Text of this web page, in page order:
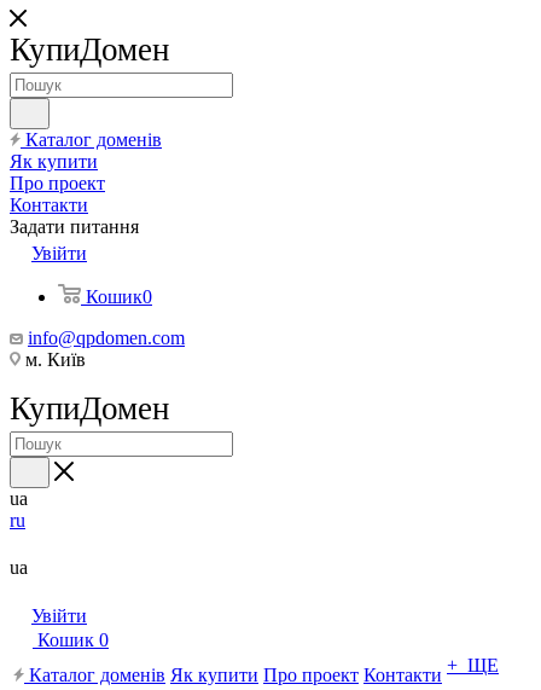
КупиДомен
Каталог доменів
Як купити
Про проект
Контакти
Задати питання
Увійти
Кошик0
info@qpdomen.com
м. Київ
КупиДомен
ua
ru
ua
Увійти
Кошик 0
Каталог доменів Як купити Про проект Контакти + ЩЕ